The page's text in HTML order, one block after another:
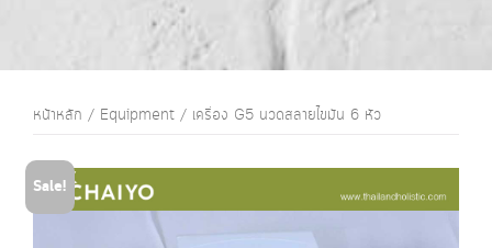
หน้าหลัก / Equipment / เครื่อง G5 นวดสลายไขมัน 6 หัว
Sale!